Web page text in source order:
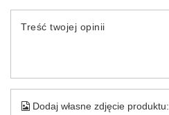
Treść twojej opinii
Dodaj własne zdjęcie produktu: